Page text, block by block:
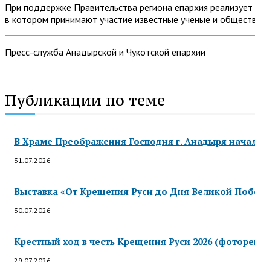
При поддержке Правительства региона епархия
в котором принимают участие известные ученые и
Пресс-служба Анадырской и Чукотской епархии
Публикации по теме
В Храме Преображения Господня г. Анадыря
31.07.2026
Выставка «От Крещения Руси до Дня Великой
30.07.2026
Крестный ход в честь Крещения Руси 2026